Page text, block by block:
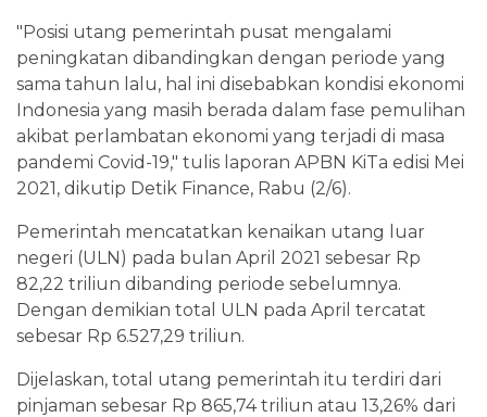
"Posisi utang pemerintah pusat mengalami
peningkatan dibandingkan dengan periode yang
sama tahun lalu, hal ini disebabkan kondisi ekonomi
Indonesia yang masih berada dalam fase pemulihan
akibat perlambatan ekonomi yang terjadi di masa
pandemi Covid-19," tulis laporan APBN KiTa edisi Mei
2021, dikutip Detik Finance, Rabu (2/6).
Pemerintah mencatatkan kenaikan utang luar
negeri (ULN) pada bulan April 2021 sebesar Rp
82,22 triliun dibanding periode sebelumnya.
Dengan demikian total ULN pada April tercatat
sebesar Rp 6.527,29 triliun.
Dijelaskan, total utang pemerintah itu terdiri dari
pinjaman sebesar Rp 865,74 triliun atau 13,26% dari